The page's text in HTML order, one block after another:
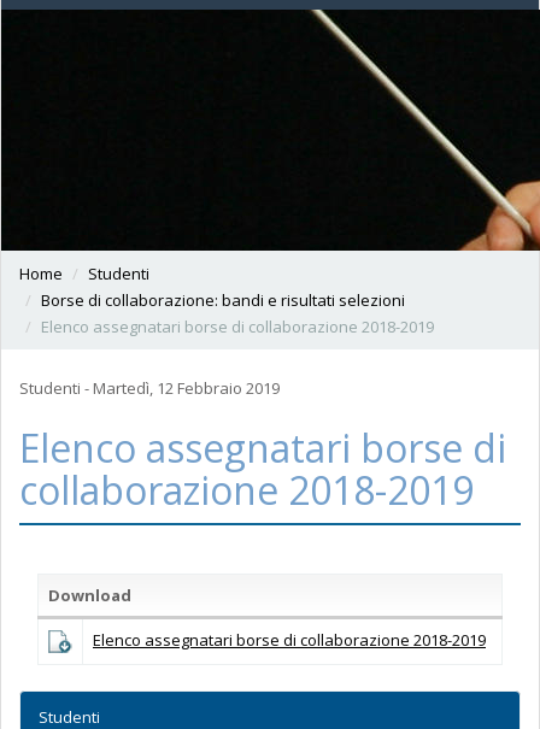
Home
Studenti
Borse di collaborazione: bandi e risultati selezioni
Elenco assegnatari borse di collaborazione 2018-2019
Studenti - Martedì, 12 Febbraio 2019
Elenco assegnatari borse di
collaborazione 2018-2019
Download
Elenco assegnatari borse di collaborazione 2018-2019
Studenti